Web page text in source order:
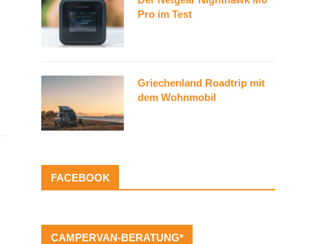
Pro im Test
Griechenland Roadtrip mit
dem Wohnmobil
FACEBOOK
CAMPERVAN-BERATUNG*